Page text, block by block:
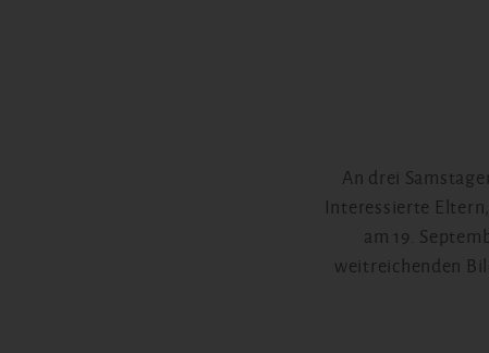
An drei
Interessierte
am 19.
weitreichenden